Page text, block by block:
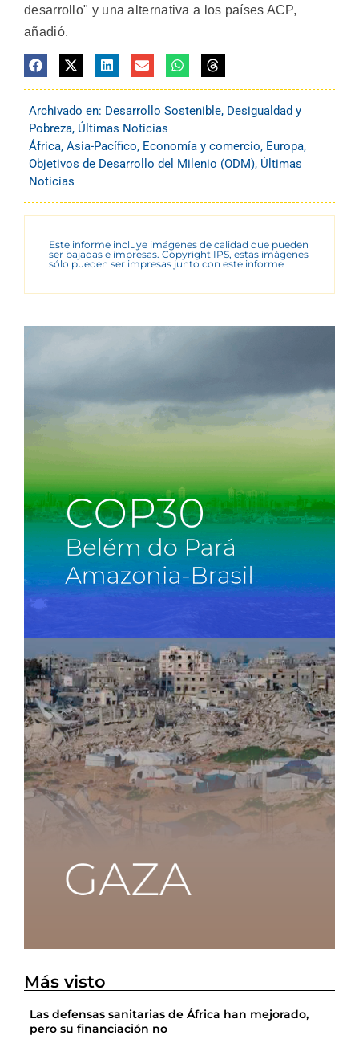
desarrollo" y una alternativa a los países ACP,
añadió.
Archivado en: Desarrollo Sostenible, Desigualdad y
Pobreza, Últimas Noticias
África, Asia-Pacífico, Economía y comercio, Europa,
Objetivos de Desarrollo del Milenio (ODM), Últimas
Noticias
Este informe incluye imágenes de calidad que pueden
ser bajadas e impresas. Copyright IPS, estas imágenes
sólo pueden ser impresas junto con este informe
Más visto
Las defensas sanitarias de África han mejorado,
pero su financiación no